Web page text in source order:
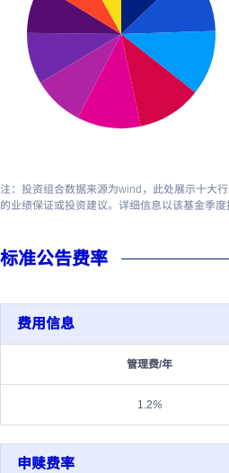
注：投资组合数据来源为wind，此处展示十大
的业绩保证或投资建议。详细信息以该基金季
标准公告费率
费用信息
管理费/年
1.2%
申赎费率